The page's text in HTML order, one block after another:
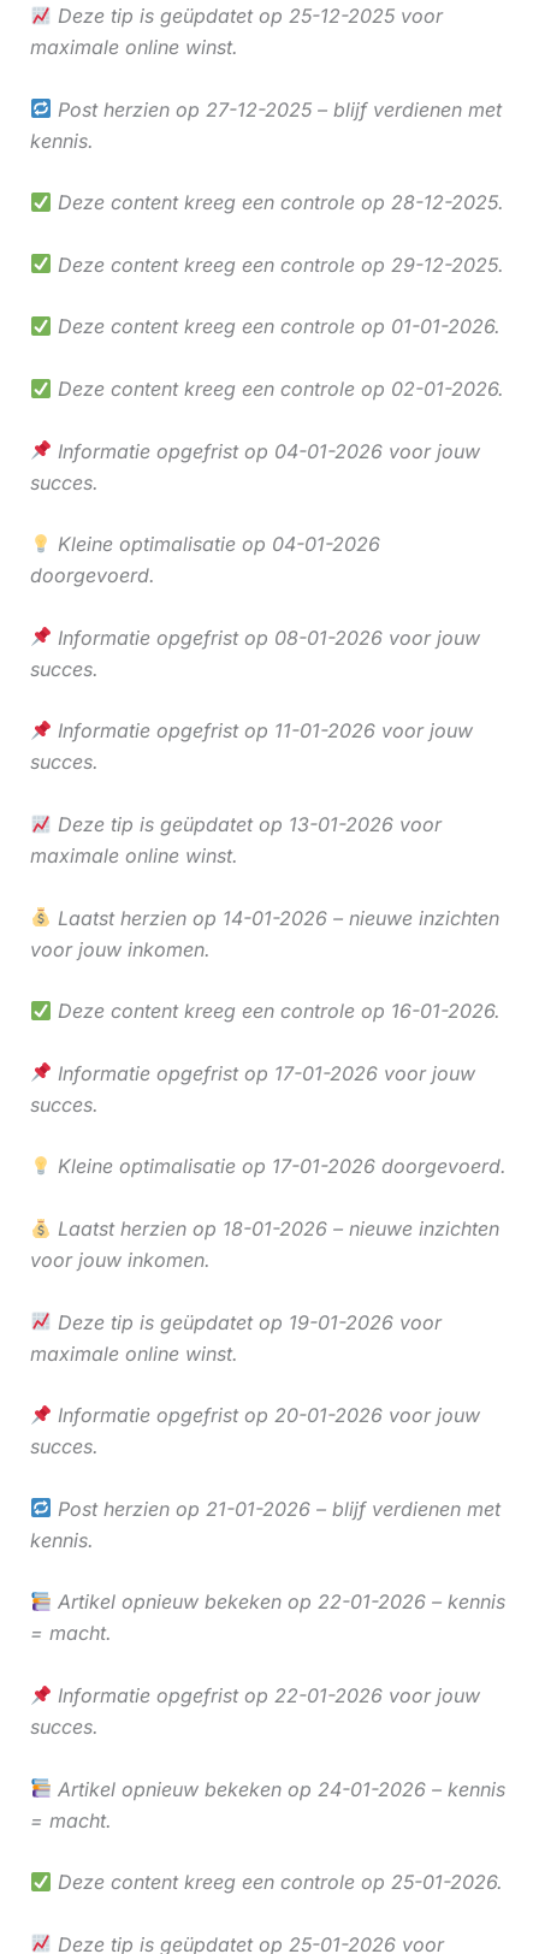
Deze tip is geüpdatet op 25-12-2025 voor
maximale online winst.
Post herzien op 27-12-2025 – blijf verdienen met
kennis.
Deze content kreeg een controle op 28-12-2025.
Deze content kreeg een controle op 29-12-2025.
Deze content kreeg een controle op 01-01-2026.
Deze content kreeg een controle op 02-01-2026.
Informatie opgefrist op 04-01-2026 voor jouw
succes.
Kleine optimalisatie op 04-01-2026
doorgevoerd.
Informatie opgefrist op 08-01-2026 voor jouw
succes.
Informatie opgefrist op 11-01-2026 voor jouw
succes.
Deze tip is geüpdatet op 13-01-2026 voor
maximale online winst.
Laatst herzien op 14-01-2026 – nieuwe inzichten
voor jouw inkomen.
Deze content kreeg een controle op 16-01-2026.
Informatie opgefrist op 17-01-2026 voor jouw
succes.
Kleine optimalisatie op 17-01-2026 doorgevoerd.
Laatst herzien op 18-01-2026 – nieuwe inzichten
voor jouw inkomen.
Deze tip is geüpdatet op 19-01-2026 voor
maximale online winst.
Informatie opgefrist op 20-01-2026 voor jouw
succes.
Post herzien op 21-01-2026 – blijf verdienen met
kennis.
Artikel opnieuw bekeken op 22-01-2026 – kennis
= macht.
Informatie opgefrist op 22-01-2026 voor jouw
succes.
Artikel opnieuw bekeken op 24-01-2026 – kennis
= macht.
Deze content kreeg een controle op 25-01-2026.
Deze tip is geüpdatet op 25-01-2026 voor